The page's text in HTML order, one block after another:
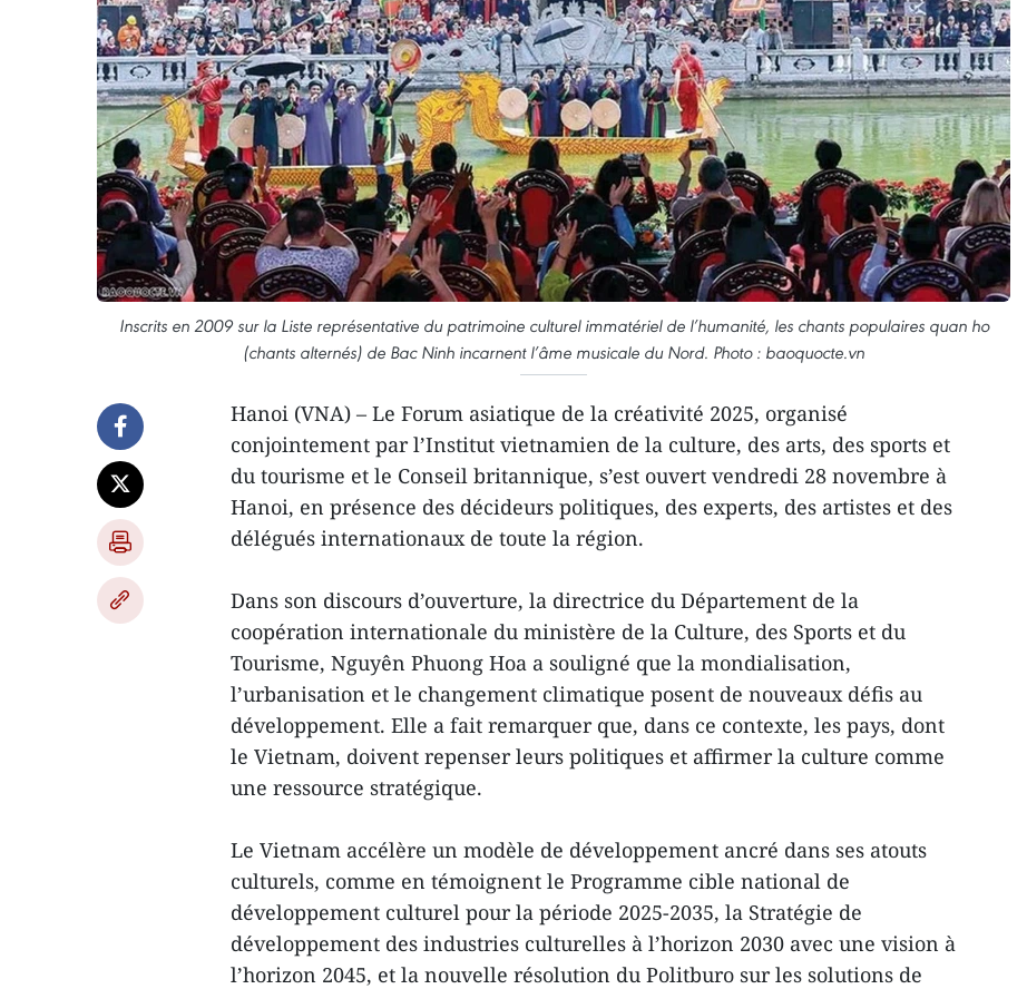
Inscrits en 2009 sur la Liste représentative du patrimoine culturel immatériel de l’humanité, les chants populaires quan ho
(chants alternés) de Bac Ninh incarnent l’âme musicale du Nord. Photo : baoquocte.vn
Hanoi (VNA) – Le Forum asiatique de la créativité 2025, organisé
conjointement par l’Institut vietnamien de la culture, des arts, des sports et
du tourisme et le Conseil britannique, s’est ouvert vendredi 28 novembre à
Hanoi, en présence des décideurs politiques, des experts, des artistes et des
délégués internationaux de toute la région.
Dans son discours d’ouverture, la directrice du Département de la
coopération internationale du ministère de la Culture, des Sports et du
Tourisme, Nguyên Phuong Hoa a souligné que la mondialisation,
l’urbanisation et le changement climatique posent de nouveaux défis au
développement. Elle a fait remarquer que, dans ce contexte, les pays, dont
le Vietnam, doivent repenser leurs politiques et affirmer la culture comme
une ressource stratégique.
Le Vietnam accélère un modèle de développement ancré dans ses atouts
culturels, comme en témoignent le Programme cible national de
développement culturel pour la période 2025-2035, la Stratégie de
développement des industries culturelles à l’horizon 2030 avec une vision à
l’horizon 2045, et la nouvelle résolution du Politburo sur les solutions de